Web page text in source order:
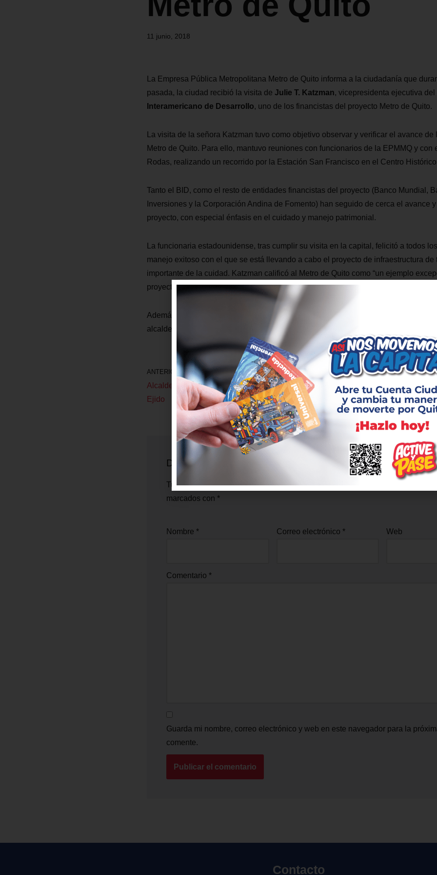
11 junio, 2018
La Empresa Pública Metropolitana Metro de Quito informa a la ciudadanía que
pasada, la ciudad recibió la visita de Julie T. Katzman, vicepresidenta ejecutiva del
Interamericano de Desarrollo, uno de los financistas del proyecto Metro de Quito.
La visita de la señora Katzman tuvo como objetivo observar y verificar el avance de
Metro de Quito. Para ello, mantuvo reuniones con funcionarios de la EPMMQ y con
Rodas, realizando un recorrido por la Estación San Francisco en el Centro
Tanto el BID, como el resto de entidades financistas del proyecto (Banco Mundial,
Inversiones y la Corporación Andina de Fomento) han seguido de cerca el avance
proyecto, con especial énfasis en el cuidado y manejo patrimonial.
La funcionaria estadounidense, tras cumplir su visita en la capital, felicitó a todos
manejo exitoso con el que se está llevando a cabo el proyecto de infraestructura de
importante de la cuidad. Katzman calificó al Metro de Quito como “un ejemplo
proyecto de construcción que se va cumpliendo en tiempo y en presupuesto”.
Además de realizar estas declaraciones públicas en su redes sociales, también
alcalde Rodas por el trabajo de la ciudad en este proyecto.
ANTERIOR
Alcalde Rodas entrega reposición del parque El
Ejido
Tuneladora «La
Deja una respuesta
Tu dirección de correo electrónico no será publicada.
marcados con *
Nombre * Correo electrónico * Web
Comentario *
Guarda mi nombre, correo electrónico y web en este navegador para la
comente.
Contacto